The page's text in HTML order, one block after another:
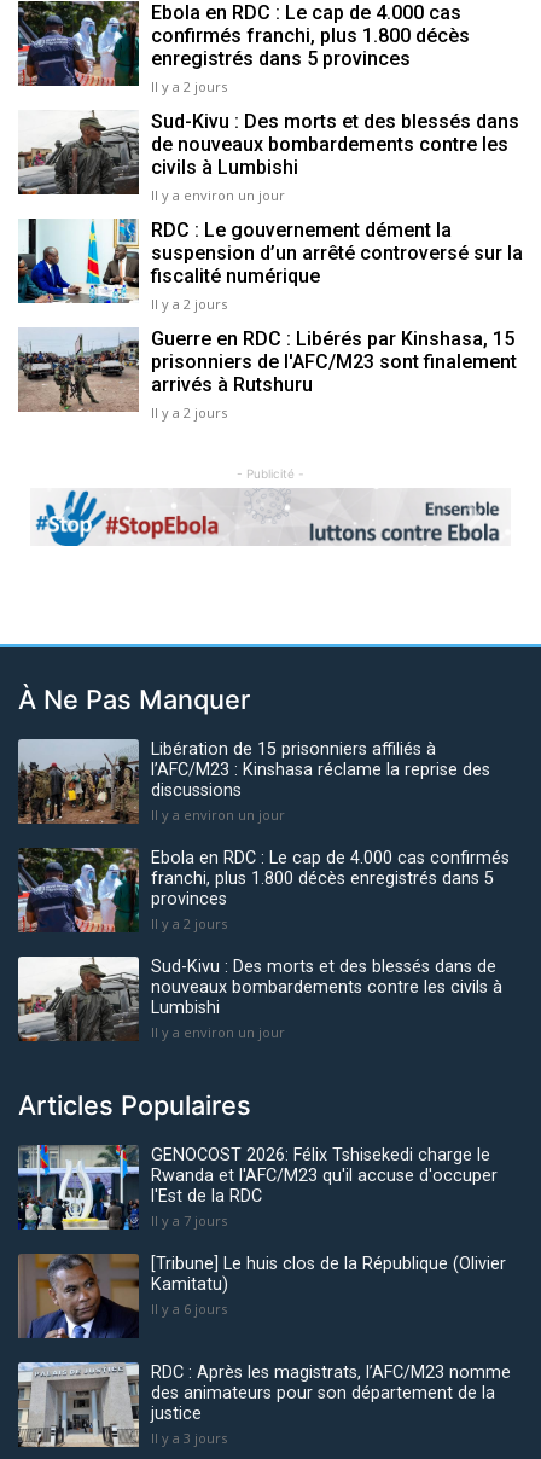
Ebola en RDC : Le cap de 4.000 cas
confirmés franchi, plus 1.800 décès
enregistrés dans 5 provinces
Il y a 2 jours
Sud-Kivu : Des morts et des blessés dans
de nouveaux bombardements contre les
civils à Lumbishi
Il y a environ un jour
RDC : Le gouvernement dément la
suspension d’un arrêté controversé sur la
fiscalité numérique
Il y a 2 jours
Guerre en RDC : Libérés par Kinshasa, 15
prisonniers de l'AFC/M23 sont finalement
arrivés à Rutshuru
Il y a 2 jours
- Publicité -
Previous Next
À Ne Pas Manquer
Libération de 15 prisonniers affiliés à
l’AFC/M23 : Kinshasa réclame la reprise des
discussions
Il y a environ un jour
Ebola en RDC : Le cap de 4.000 cas confirmés
franchi, plus 1.800 décès enregistrés dans 5
provinces
Il y a 2 jours
Sud-Kivu : Des morts et des blessés dans de
nouveaux bombardements contre les civils à
Lumbishi
Il y a environ un jour
Articles Populaires
GENOCOST 2026: Félix Tshisekedi charge le
Rwanda et l'AFC/M23 qu'il accuse d'occuper
l'Est de la RDC
Il y a 7 jours
[Tribune] Le huis clos de la République (Olivier
Kamitatu)
Il y a 6 jours
RDC : Après les magistrats, l’AFC/M23 nomme
des animateurs pour son département de la
justice
Il y a 3 jours